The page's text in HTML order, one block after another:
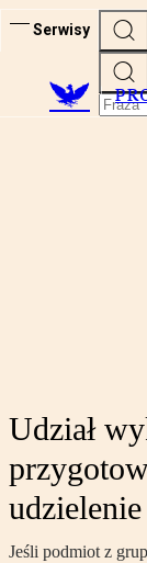
Serwisy
Udział
Jeśli podmiot z